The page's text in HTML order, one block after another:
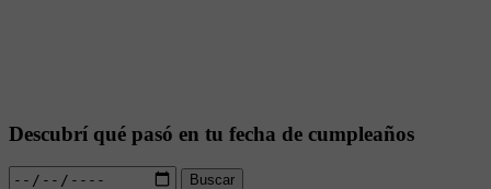
Descubrí qué pasó en tu fecha de cumpleaños
Buscar